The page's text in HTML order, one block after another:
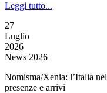
Leggi tutto...
27
Luglio
2026
News 2026
Nomisma/Xenia: l’Italia
presenze e arrivi